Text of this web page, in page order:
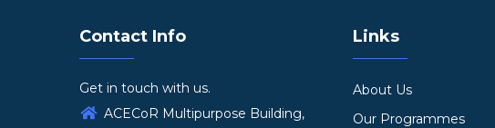
Contact Info
Get in touch with us.
ACECoR Multipurpose Building,
Links
About Us
Our Programmes